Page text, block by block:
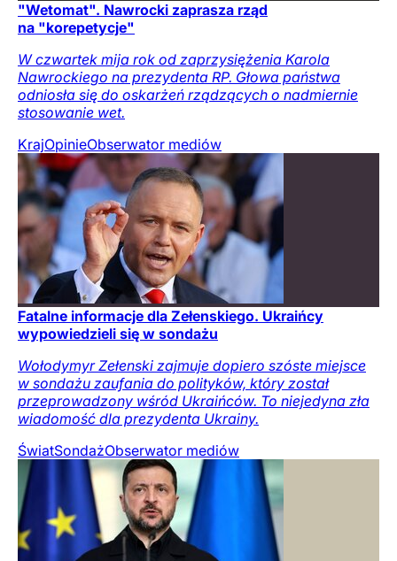
"Wetomat". Nawrocki zaprasza rząd
na "korepetycje"
W czwartek mija rok od zaprzysiężenia Karola
Nawrockiego na prezydenta RP. Głowa państwa
odniosła się do oskarżeń rządzących o nadmiernie
stosowanie wet.
KrajOpinieObserwator mediów
Fatalne informacje dla Zełenskiego. Ukraińcy
wypowiedzieli się w sondażu
Wołodymyr Zełenski zajmuje dopiero szóste miejsce
w sondażu zaufania do polityków, który został
przeprowadzony wśród Ukraińców. To niejedyna zła
wiadomość dla prezydenta Ukrainy.
ŚwiatSondażObserwator mediów